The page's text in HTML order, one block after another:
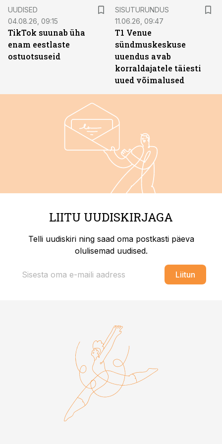
UUDISED
04.08.26, 09:15
TikTok suunab üha
enam eestlaste
ostuotsuseid
SISUTURUNDUS
11.06.26, 09:47
T1 Venue
sündmuskeskuse
uuendus avab
korraldajatele täiesti
uued võimalused
LIITU UUDISKIRJAGA
Telli uudiskiri ning saad oma postkasti päeva
olulisemad uudised.
Liitun